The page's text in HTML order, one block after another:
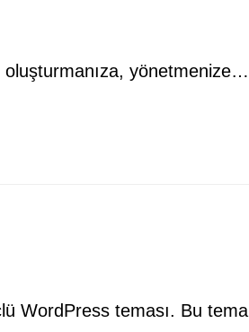
yönetmenize…
WordPress teması. Bu tema